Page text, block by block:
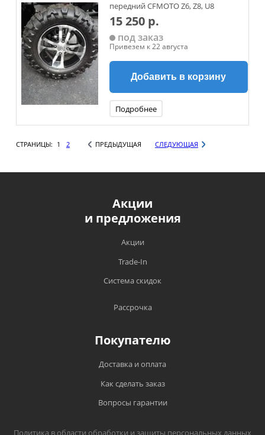
передний CFMOTO Z6, Z8, U8
15 250 р.
под заказ
Привезем к 22 августа
Добавить в корзину
Подробнее
СТРАНИЦЫ: 1 2 ПРЕДЫДУЩАЯ СЛЕДУЮЩАЯ
Акции
и предложения
Акции
Trade-In
Система скидок
Рассрочка
Покупателю
Доставка и оплата
Как сделать заказ
Вопросы гарантии
Политика в области обработки и защиты персональных данных